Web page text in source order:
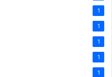
1
1
1
1
1